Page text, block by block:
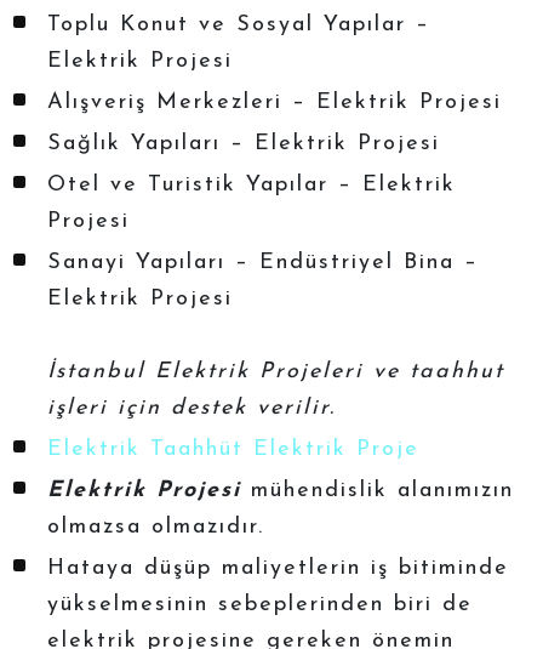
Toplu Konut ve Sosyal Yapılar –
Elektrik Projesi
Alışveriş Merkezleri – Elektrik Projesi
Sağlık Yapıları – Elektrik Projesi
Otel ve Turistik Yapılar – Elektrik
Projesi
Sanayi Yapıları – Endüstriyel Bina –
Elektrik Projesi
İstanbul Elektrik Projeleri ve taahhut
işleri için destek verilir.
Elektrik Taa hhü t
Elektrik Proje
Elektrik Projesi mühendislik alanımızın
olmazsa olmazıdır.
Hataya düşüp maliyetlerin iş bitiminde
yükselmesinin sebeplerinden biri de
elektrik projesine gereken önemin